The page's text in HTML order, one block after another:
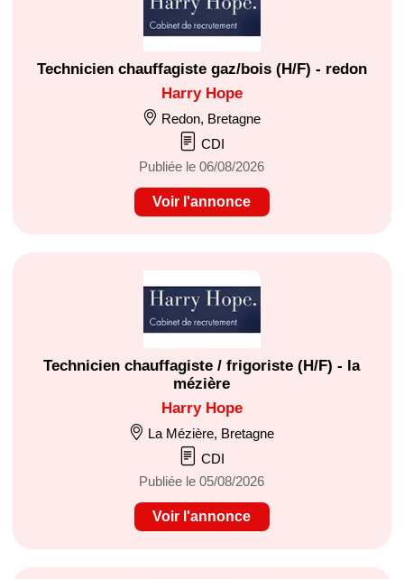
Technicien chauffagiste gaz/bois (H/F) - redon
Harry Hope
Redon, Bretagne
CDI
Publiée le 06/08/2026
Voir l'annonce
Technicien chauffagiste / frigoriste (H/F) - la
mézière
Harry Hope
La Mézière, Bretagne
CDI
Publiée le 05/08/2026
Voir l'annonce